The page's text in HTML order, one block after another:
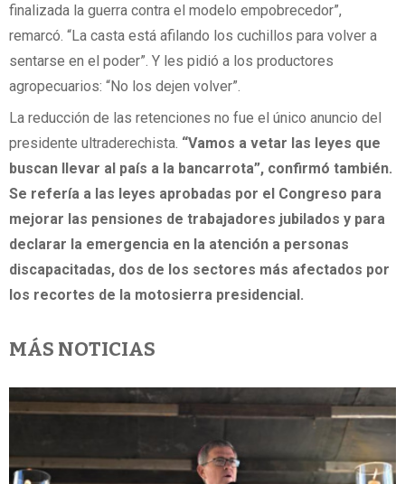
finalizada la guerra contra el modelo empobrecedor”,
remarcó. “La casta está afilando los cuchillos para volver a
sentarse en el poder”. Y les pidió a los productores
agropecuarios: “No los dejen volver”.
La reducción de las retenciones no fue el único anuncio del
presidente ultraderechista. “Vamos a vetar las leyes que
buscan llevar al país a la bancarrota”, confirmó también.
Se refería a las leyes aprobadas por el Congreso para
mejorar las pensiones de trabajadores jubilados y para
declarar la emergencia en la atención a personas
discapacitadas, dos de los sectores más afectados por
los recortes de la motosierra presidencial.
MÁS NOTICIAS